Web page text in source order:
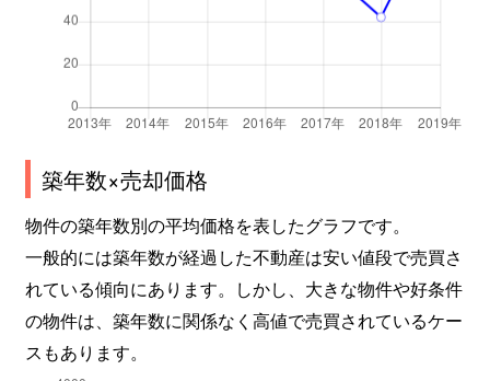
築年数×売却価格
物件の築年数別の平均価格を表したグラフです。
一般的には築年数が経過した不動産は安い値段で売買さ
れている傾向にあります。しかし、大きな物件や好条件
の物件は、築年数に関係なく高値で売買されているケー
スもあります。